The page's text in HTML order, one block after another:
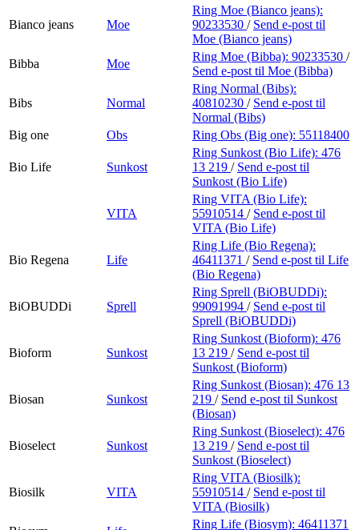
Bianco jeans Moe
Ring Moe (Bianco jeans):
90233530 / Send e-post til
Moe (Bianco jeans)
Bibba
Moe
Ring Moe (Bibba): 90233530 /
Send e-post til Moe (Bibba)
Bibs Normal
Ring Normal (Bibs):
40810230 / Send e-post til
Normal (Bibs)
Big one
Obs Ring Obs (Big one): 55118400
Bio Life Sunkost
Ring Sunkost (Bio Life): 476
13 219 / Send e-post til
Sunkost (Bio Life)
VITA
Ring VITA (Bio Life):
55910514 / Send e-post til
VITA (Bio Life)
Bio Regena Life
Ring Life (Bio Regena):
46411371 / Send e-post til Life
(Bio Regena)
BiOBUDDi Sprell
Ring Sprell (BiOBUDDi):
99091994 / Send e-post til
Sprell (BiOBUDDi)
Bioform Sunkost
Ring Sunkost (Bioform): 476
13 219 / Send e-post til
Sunkost (Bioform)
Biosan Sunkost
Ring Sunkost (Biosan): 476 13
219 / Send e-post til Sunkost
(Biosan)
Bioselect Sunkost
Ring Sunkost (Bioselect): 476
13 219 / Send e-post til
Sunkost (Bioselect)
Biosilk VITA
Ring VITA (Biosilk):
55910514 / Send e-post til
VITA (Biosilk)
Ring Life (Biosym): 46411371